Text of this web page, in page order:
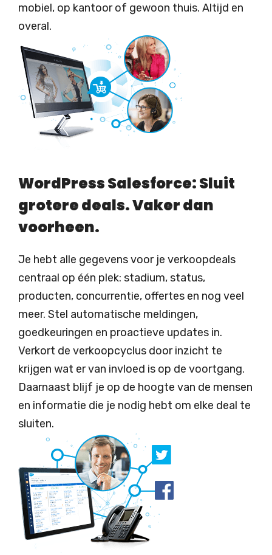
mobiel, op kantoor of gewoon thuis. Altijd en
overal.
WordPress Salesforce: Sluit
grotere deals. Vaker dan
voorheen.
Je hebt alle gegevens voor je verkoopdeals
centraal op één plek: stadium, status,
producten, concurrentie, offertes en nog veel
meer. Stel automatische meldingen,
goedkeuringen en proactieve updates in.
Verkort de verkoopcyclus door inzicht te
krijgen wat er van invloed is op de voortgang.
Daarnaast blijf je op de hoogte van de mensen
en informatie die je nodig hebt om elke deal te
sluiten.